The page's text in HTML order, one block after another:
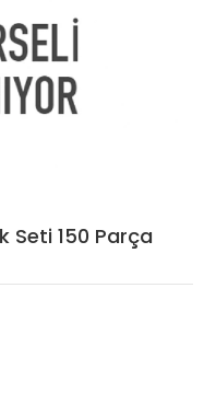
Seti 150 Parça